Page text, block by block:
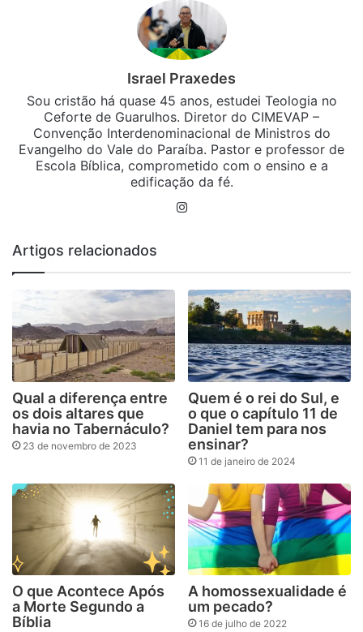
Israel Praxedes
Sou cristão há quase 45 anos, estudei Teologia no
Ceforte de Guarulhos. Diretor do CIMEVAP –
Convenção Interdenominacional de Ministros do
Evangelho do Vale do Paraíba. Pastor e professor de
Escola Bíblica, comprometido com o ensino e a
edificação da fé.
Artigos relacionados
Qual a diferença entre
os dois altares que
havia no Tabernáculo?
23 de novembro de 2023
Quem é o rei do Sul, e
o que o capítulo 11 de
Daniel tem para nos
ensinar?
11 de janeiro de 2024
O que Acontece Após
a Morte Segundo a
Bíblia
A homossexualidade é
um pecado?
16 de julho de 2022